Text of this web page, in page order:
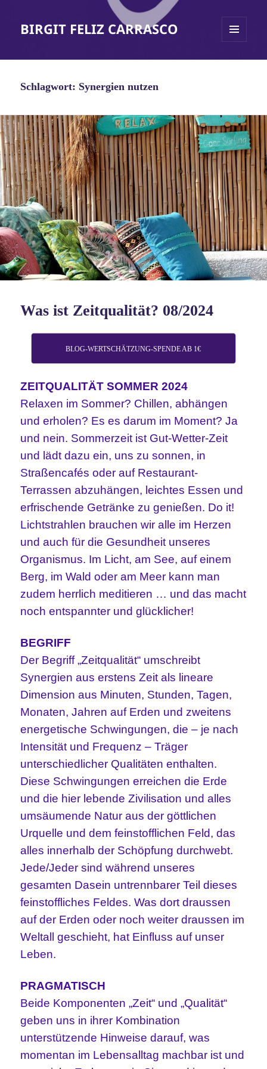
BIRGIT FELIZ CARRASCO
Schlagwort: Synergien nutzen
Was ist Zeitqualität? 08/2024
BLOG-WERTSCHÄTZUNG-SPENDE AB 1€
ZEITQUALITÄT SOMMER 2024
Relaxen im Sommer? Chillen, abhängen
und erholen? Es es darum im Moment? Ja
und nein. Sommerzeit ist Gut-Wetter-Zeit
und lädt dazu ein, uns zu sonnen, in
Straßencafés oder auf Restaurant-
Terrassen abzuhängen, leichtes Essen und
erfrischende Getränke zu genießen. Do it!
Lichtstrahlen brauchen wir alle im Herzen
und auch für die Gesundheit unseres
Organismus. Im Licht, am See, auf einem
Berg, im Wald oder am Meer kann man
zudem herrlich meditieren … und das macht
noch entspannter und glücklicher!
BEGRIFF
Der Begriff „Zeitqualität“ umschreibt
Synergien aus erstens Zeit als lineare
Dimension aus Minuten, Stunden, Tagen,
Monaten, Jahren auf Erden und zweitens
energetische Schwingungen, die – je nach
Intensität und Frequenz – Träger
unterschiedlicher Qualitäten enthalten.
Diese Schwingungen erreichen die Erde
und die hier lebende Zivilisation und alles
umsäumende Natur aus dergöttlichen
Urquelle und dem feinstofflichen Feld, das
alles innerhalb der Schöpfung durchwebt.
Jede/Jeder sind während unseres
gesamten Dasein untrennbarer Teil dieses
feinstoffliches Feldes. Was dort draussen
auf der Erden oder noch weiter draussen im
Weltall geschieht, hat Einfluss auf unser
Leben.
PRAGMATISCH
Beide Komponenten „Zeit“ und „Qualität“
geben uns in ihrer Kombination
unterstützende Hinweise darauf, was
momentan im Lebensalltag machbar ist und